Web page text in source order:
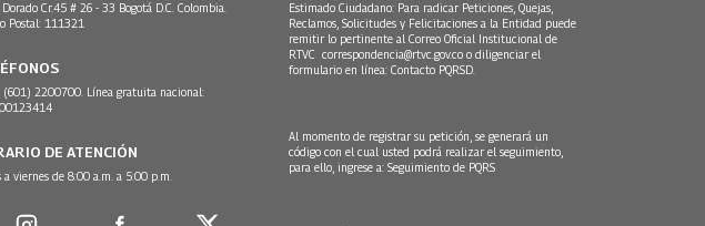
Dorado Cr.45 # 26 - 33 Bogotá D.C. Colombia.
Postal: 111321
(601) 2200700. Línea gratuita nacional:
DE ATENCIÓN
a viernes de 8:00 a.m. a 5:00 p.m.
Estimado Ciudadano: Para radicar Peticiones, Quejas,
Reclamos, Solicitudes y Felicitaciones a la Entidad puede
remitir lo pertinente al Correo Oficial Institucional de
RTVC correspondencia@rtvc.gov.co o diligenciar el
formulario en línea: Contacto PQRSD.
Al momento de registrar su petición, se generará un
código con el cual usted podrá realizar el seguimiento,
para ello, ingrese a: Seguimiento de PQRS